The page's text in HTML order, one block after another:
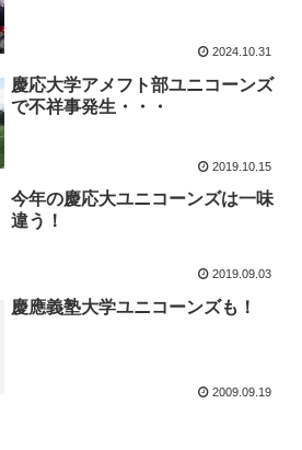
2024.10.31
慶応大学アメフト部ユニコーンズ
で不祥事発生・・・
2019.10.15
今年の慶応大ユニコーンズは一味
違う！
2019.09.03
慶應義塾大学ユニコーンズも！
2009.09.19